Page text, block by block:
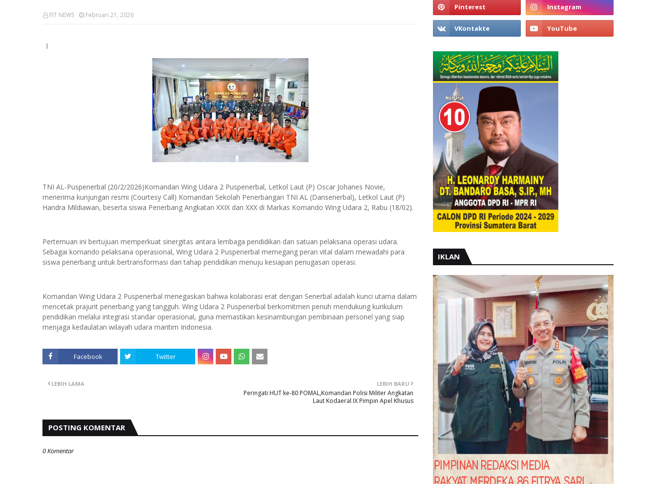
FIT NEWS Februari 21, 2026
l
TNI AL-Puspenerbal (20/2/2026)Komandan Wing Udara 2 Puspenerbal, Letkol Laut (P) Oscar Johanes Novie,
menerima kunjungan resmi (Courtesy Call) Komandan Sekolah Penerbangan TNI AL (Dansenerbal), Letkol Laut (P)
Handra Mildiawan, beserta siswa Penerbang Angkatan XXIX dan XXX di Markas Komando Wing Udara 2, Rabu (18/02).
Pertemuan ini bertujuan memperkuat sinergitas antara lembaga pendidikan dan satuan pelaksana operasi udara.
Sebagai komando pelaksana operasional, Wing Udara 2 Puspenerbal memegang peran vital dalam mewadahi para
siswa penerbang untuk bertransformasi dari tahap pendidikan menuju kesiapan penugasan operasi.
Komandan Wing Udara 2 Puspenerbal menegaskan bahwa kolaborasi erat dengan Senerbal adalah kunci utama dalam
mencetak prajurit penerbang yang tangguh. Wing Udara 2 Puspenerbal berkomitmen penuh mendukung kurikulum
pendidikan melalui integrasi standar operasional, guna memastikan kesinambungan pembinaan personel yang siap
menjaga kedaulatan wilayah udara maritim Indonesia.
Facebook Twitter
LEBIH BARU
Peringati HUT ke-80 POMAL,Komandan Polisi Militer Angkatan
Laut Kodaeral IX Pimpin Apel Khusus
LEBIH LAMA
POSTING KOMENTAR
0 Komentar
IKLAN